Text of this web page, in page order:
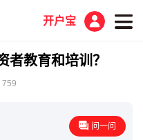
开户宝
者教育和培训？
759
问一问